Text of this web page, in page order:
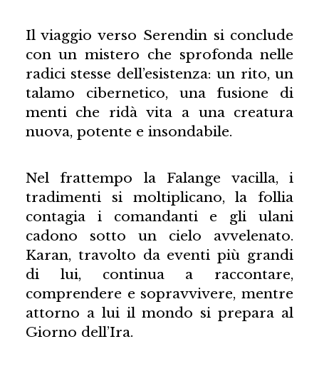
Il viaggio verso Serendin si conclude
con un mistero che sprofonda nelle
radici stesse dell’esistenza: un rito, un
talamo cibernetico, una fusione di
menti che ridà vita a una creatura
nuova, potente e insondabile.
Nel frattempo la Falange vacilla, i
tradimenti si moltiplicano, la follia
contagia i comandanti e gli ulani
cadono sotto un cielo avvelenato.
Karan, travolto da eventi più grandi
di lui, continua a raccontare,
comprendere e sopravvivere, mentre
attorno a lui il mondo si prepara al
Giorno dell’Ira.